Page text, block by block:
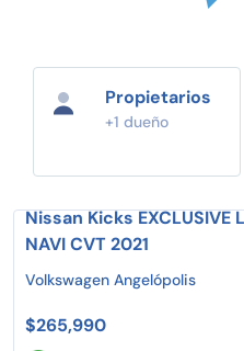
Propietarios
+1 dueño
Nissan Kicks EXCLUSIVE
NAVI CVT 2021
Volkswagen Angelópolis
$265,990